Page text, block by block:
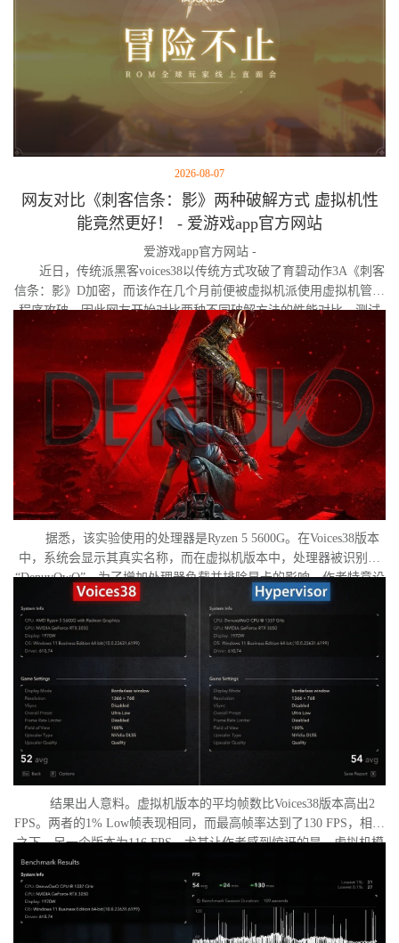
2026-08-07
网友对比《刺客信条：影》两种破解方式 虚拟机性
能竟然更好！ - 爱游戏app官方网站
爱游戏app官方网站 -
近日，传统派黑客voices38以传统方式攻破了育碧动作3A《刺客
信条：影》D加密，而该作在几个月前便被虚拟机派使用虚拟机管理
程序攻破。因此网友开始对比两种不同破解方法的性能对比。测试
作者决定验证，虚拟机管理程序是否真的会像许多玩家认为的那
样，导致明显的帧数下降。
据悉，该实验使用的处理器是Ryzen 5 5600G。在Voices38版本
中，系统会显示其真实名称，而在虚拟机版本中，处理器被识别为
“DenuvOwO”。为了增加处理器负载并排除显卡的影响，作者特意设
置了低分辨率，并将所有图形设置调至“极低”模式。两项测试均在相
同条件下进行：内存完整性和基于虚拟化的安全性（VBS）均已关
闭，并且两轮测试之间电脑甚至没有重启。
结果出人意料。虚拟机版本的平均帧数比Voices38版本高出2
FPS。两者的1% Low帧表现相同，而最高帧率达到了130 FPS，相比
之下，另一个版本为116 FPS。尤其让作者感到惊讶的是，虚拟机模
式下的优化竟如此之好。从理论上讲，额外的虚拟化层应该会给处
理器带来负担并降低性能，但实际上并没有发生这种情况。